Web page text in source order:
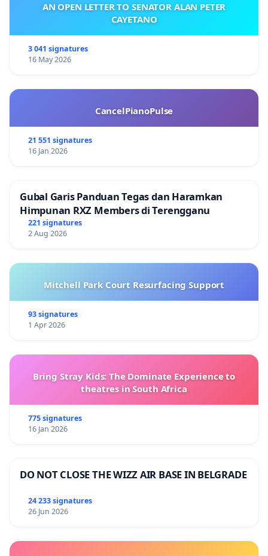
AN OPEN LETTER TO SENATOR ALAN PETER
CAYETANO
3 041 signatures
16 May 2026
CancelPianoPulse
21 551 signatures
16 Jan 2026
Gubal Garis Panduan Tegas dan Haramkan
Himpunan RXZ Members di Terengganu
221 signatures
2 Aug 2026
Mitchell Park Court Resurfacing Support
93 signatures
1 Apr 2026
Bring Stray Kids: The Dominate Experience to
theatres in South Africa
775 signatures
16 Jan 2026
DO NOT CLOSE THE WIZZ AIR BASE IN BELGRADE
24 233 signatures
26 Jun 2026